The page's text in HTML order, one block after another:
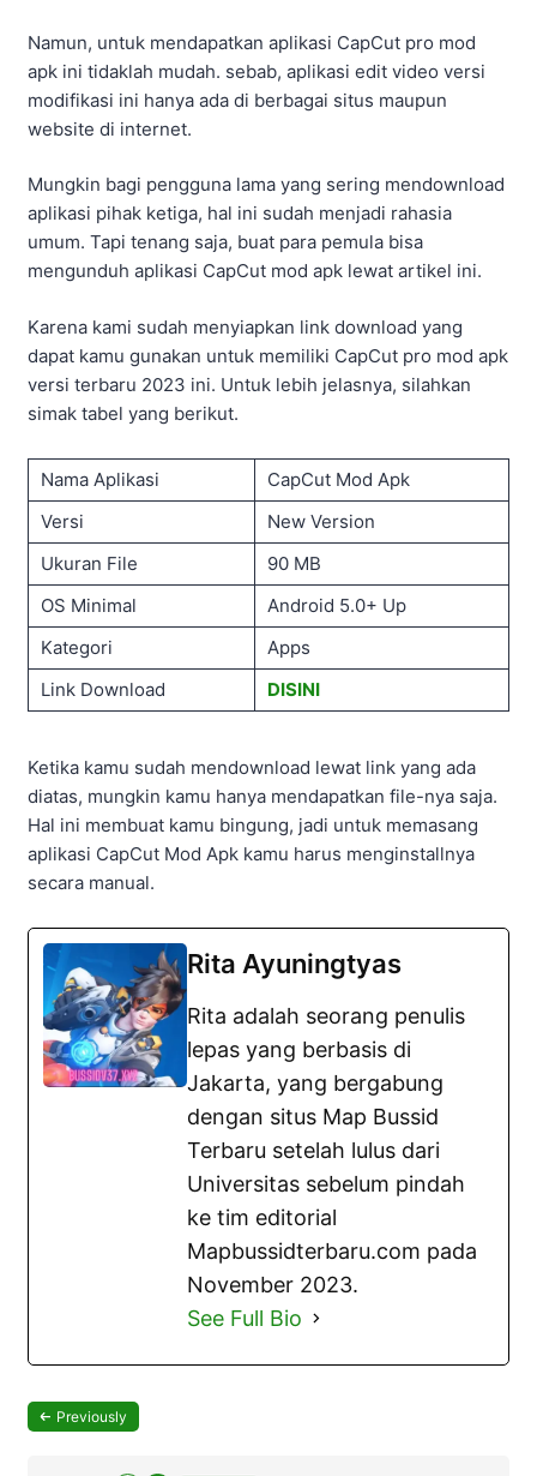
Namun, untuk mendapatkan aplikasi CapCut pro mod
apk ini tidaklah mudah. sebab, aplikasi edit video versi
modifikasi ini hanya ada di berbagai situs maupun
website di internet.
Mungkin bagi pengguna lama yang sering mendownload
aplikasi pihak ketiga, hal ini sudah menjadi rahasia
umum. Tapi tenang saja, buat para pemula bisa
mengunduh aplikasi CapCut mod apk lewat artikel ini.
Karena kami sudah menyiapkan link download yang
dapat kamu gunakan untuk memiliki CapCut pro mod apk
versi terbaru 2023 ini. Untuk lebih jelasnya, silahkan
simak tabel yang berikut.
Nama Aplikasi
CapCut Mod Apk
Versi
New Version
Ukuran File
90 MB
OS Minimal
Android 5.0+ Up
Kategori
Apps
Link Download
DISINI
Ketika kamu sudah mendownload lewat link yang ada
diatas, mungkin kamu hanya mendapatkan file-nya saja.
Hal ini membuat kamu bingung, jadi untuk memasang
aplikasi CapCut Mod Apk kamu harus menginstallnya
secara manual.
Rita Ayuningtyas
Rita adalah seorang penulis
lepas yang berbasis di
Jakarta, yang bergabung
dengan situs Map Bussid
Terbaru setelah lulus dari
Universitas sebelum pindah
ke tim editorial
Mapbussidterbaru.com pada
November 2023.
See Full Bio
Previously